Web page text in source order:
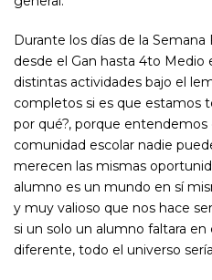
Durante los días de la Semana
desde el Gan hasta 4to Medio
distintas actividades bajo el
completos si es que estamos
por qué?, porque entendemos
comunidad escolar nadie
merecen las mismas
alumno es un mundo en sí
y muy valioso que nos hace
si un solo un alumno faltara
diferente, todo el universo